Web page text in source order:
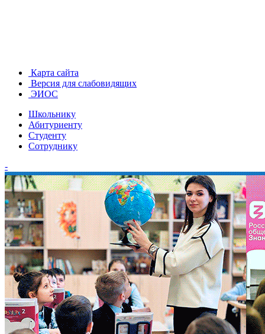
Карта сайта
Версия для слабовидящих
ЭИОС
Школьнику
Абитуриенту
Студенту
Сотруднику
-